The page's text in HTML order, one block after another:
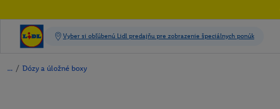
/ Dózy a úložné boxy